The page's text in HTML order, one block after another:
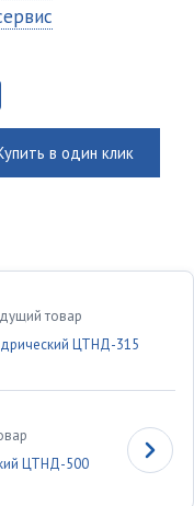
в один клик
товар
ЦТНД-315
ЦТНД-500